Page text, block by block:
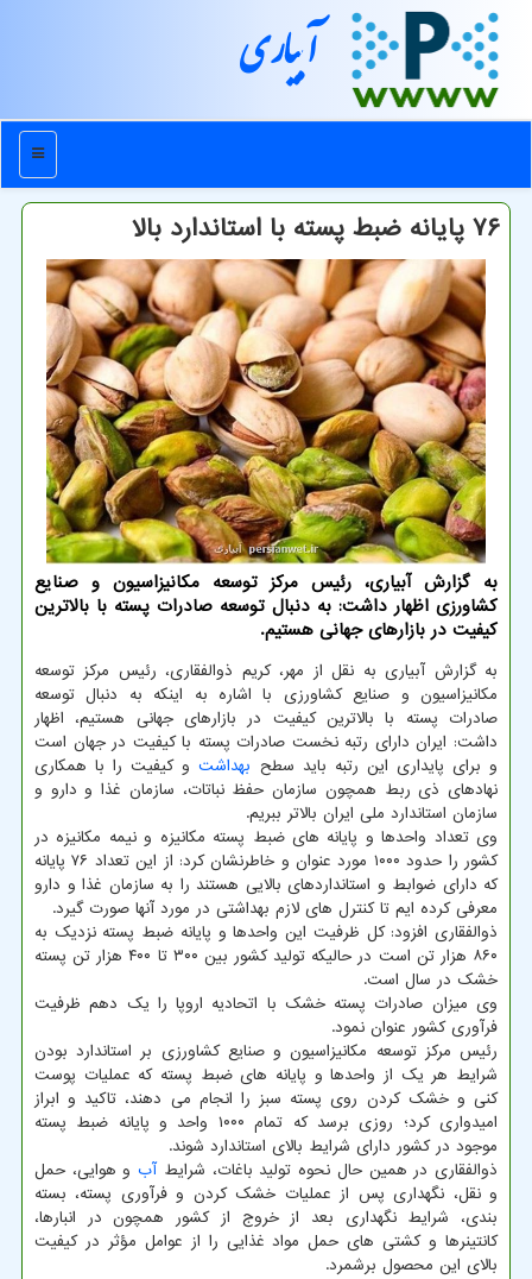
آبیاری
منو
۷۶ پایانه ضبط پسته با استاندارد بالا
به گزارش آبیاری، رئیس مرکز توسعه مکانیزاسیون و صنایع
کشاورزی اظهار داشت: به دنبال توسعه صادرات پسته با بالاترین
کیفیت در بازارهای جهانی هستیم.
به گزارش آبیاری به نقل از مهر، کریم ذوالفقاری، رئیس مرکز توسعه
مکانیزاسیون و صنایع کشاورزی با اشاره به اینکه به دنبال توسعه
صادرات پسته با بالاترین کیفیت در بازارهای جهانی هستیم، اظهار
داشت: ایران دارای رتبه نخست صادرات پسته با کیفیت در جهان است
و برای پایداری این رتبه باید سطح بهداشتو کیفیت را با همکاری
نهادهای ذی ربط همچون سازمان حفظ نباتات، سازمان غذا و دارو و
سازمان استاندارد ملی ایران بالاتر ببریم.
وی تعداد واحدها و پایانه های ضبط پسته مکانیزه و نیمه مکانیزه در
کشور را حدود ۱۰۰۰ مورد عنوان و خاطرنشان کرد: از این تعداد ۷۶ پایانه
که دارای ضوابط و استانداردهای بالایی هستند را به سازمان غذا و دارو
معرفی کرده ایم تا کنترل های لازم بهداشتی در مورد آنها صورت گیرد.
ذوالفقاری افزود: کل ظرفیت این واحدها و پایانه ضبط پسته نزدیک به
۸۶۰ هزار تن است در حالیکه تولید کشور بین ۳۰۰ تا ۴۰۰ هزار تن پسته
خشک در سال است.
وی میزان صادرات پسته خشک با اتحادیه اروپا را یک دهم ظرفیت
فرآوری کشور عنوان نمود.
رئیس مرکز توسعه مکانیزاسیون و صنایع کشاورزی بر استاندارد بودن
شرایط هر یک از واحدها و پایانه های ضبط پسته که عملیات پوست
کنی و خشک کردن روی پسته سبز را انجام می دهند، تاکید و ابراز
امیدواری کرد؛ روزی برسد که تمام ۱۰۰۰ واحد و پایانه ضبط پسته
موجود در کشور دارای شرایط بالای استاندارد شوند.
ذوالفقاری در همین حال نحوه تولید باغات، شرایط آب و هوایی، حمل
و نقل، نگهداری پس از عملیات خشک کردن و فرآوری پسته، بسته
بندی، شرایط نگهداری بعد از خروج از کشور همچون در انبارها،
کانتینرها و کشتی های حمل مواد غذایی را از عوامل مؤثر در کیفیت
بالای این محصول برشمرد.